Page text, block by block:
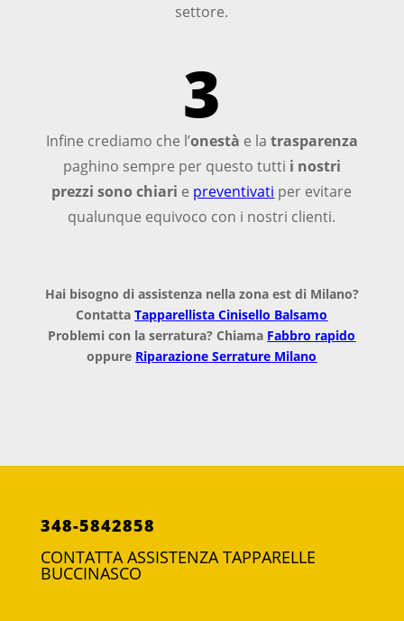
settore.
3
Infine crediamo che l’onestà e la trasparenza
paghino sempre per questo tutti i nostri
prezzi sono chiari e preventivati per evitare
qualunque equivoco con i nostri clienti.
Hai bisogno di assistenza nella zona est di Milano?
ContattaTapparellista Cinisello Balsamo
Problemi con la serratura? Chiama Fabbro rapido
oppure Riparazione Serrature Milano
348-5842858
CONTATTA ASSISTENZA TAPPARELLE
BUCCINASCO